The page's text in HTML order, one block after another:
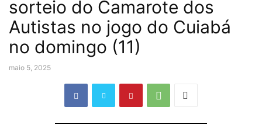
sorteio do Camarote dos
Autistas no jogo do Cuiabá
no domingo (11)
maio 5, 2025